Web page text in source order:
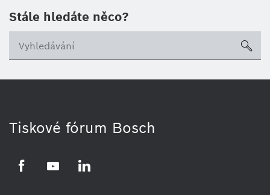
Stále hledáte něco?
Tiskové fórum Bosch